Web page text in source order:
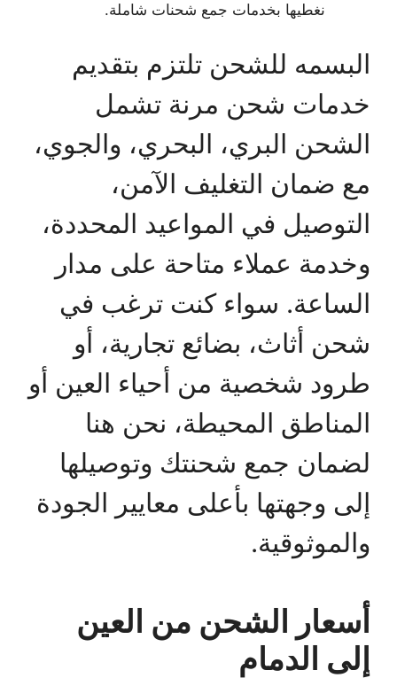
نغطيها بخدمات جمع شحنات شاملة.
البسمه للشحن تلتزم بتقديم
خدمات شحن مرنة تشمل
الشحن البري، البحري، والجوي،
مع ضمان التغليف الآمن،
التوصيل في المواعيد المحددة،
وخدمة عملاء متاحة على مدار
الساعة. سواء كنت ترغب في
شحن أثاث، بضائع تجارية، أو
طرود شخصية من أحياء العين أو
المناطق المحيطة، نحن هنا
لضمان جمع شحنتك وتوصيلها
إلى وجهتها بأعلى معايير الجودة
والموثوقية.
أسعار الشحن من العين
إلى الدمام